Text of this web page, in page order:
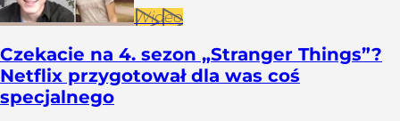
Wideo
Czekacie na 4. sezon „Stranger Things”?
Netflix przygotował dla was coś
specjalnego